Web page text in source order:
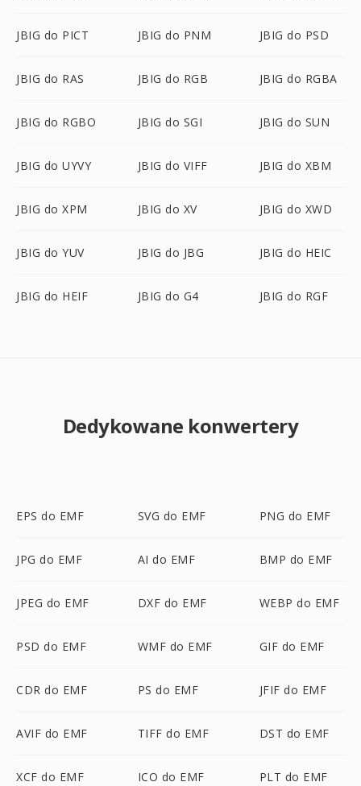
JBIG do PICT JBIG do PNM JBIG do PSD
JBIG do RAS JBIG do RGB JBIG do RGBA
JBIG do RGBO JBIG do SGI JBIG do SUN
JBIG do UYVY JBIG do VIFF JBIG do XBM
JBIG do XPM JBIG do XV JBIG do XWD
JBIG do YUV JBIG do JBG JBIG do HEIC
JBIG do HEIF JBIG do G4 JBIG do RGF
Dedykowane konwertery
EPS do EMF SVG do EMF PNG do EMF
JPG do EMF AI do EMF BMP do EMF
JPEG do EMF DXF do EMF WEBP do EMF
PSD do EMF WMF do EMF GIF do EMF
CDR do EMF PS do EMF JFIF do EMF
AVIF do EMF TIFF do EMF DST do EMF
XCF do EMF ICO do EMF PLT do EMF